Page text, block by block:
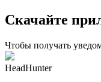
Скачайте
Чтобы получать
HeadHunter